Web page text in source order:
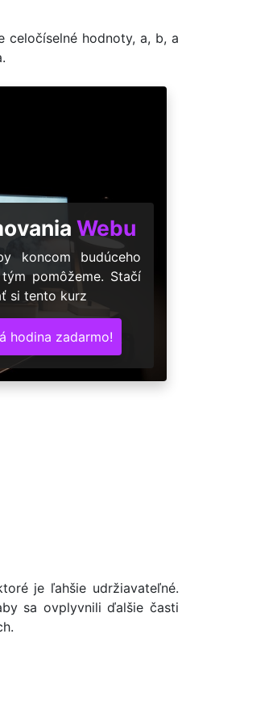
hodnoty, a, b, a
Webu
koncom budúceho
pomôžeme. Stačí
si tento kurz
hodina zadarmo!
je ľahšie udržiavateľné.
sa ovplyvnili ďalšie časti